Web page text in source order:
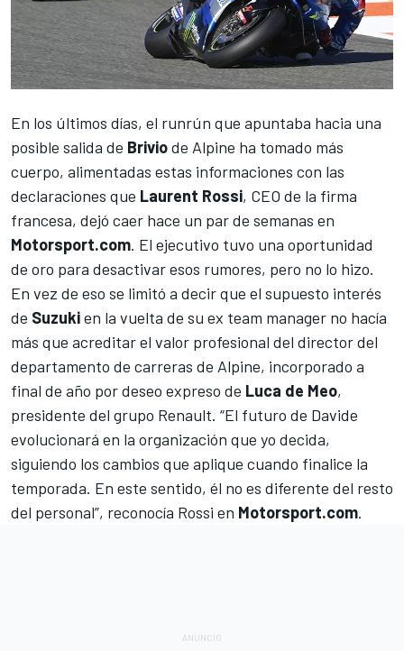
En los últimos días, el runrún que apuntaba hacia una
posible salida de Briviode Alpine ha tomado más
cuerpo, alimentadas estas informaciones con las
declaraciones que Laurent Rossi, CEO de la firma
francesa, dejó caer hace un par de semanas en
Motorsport.com. El ejecutivo tuvo una oportunidad
de oro para desactivar esos rumores, pero no lo hizo.
En vez de eso se limitó a decir que el supuesto interés
de Suzukien la vuelta de su ex team manager no hacía
más que acreditar el valor profesional del director del
departamento de carreras de Alpine, incorporado a
final de año por deseo expreso de Luca de Meo,
presidente del grupo Renault. “El futuro de Davide
evolucionará en la organización que yo decida,
siguiendo los cambios que aplique cuando finalice la
temporada. En este sentido, él no es diferente del resto
del personal”, reconocía Rossi en Motorsport.com.